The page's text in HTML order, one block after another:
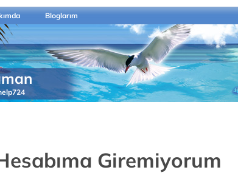
Bloglarım
Giremiyorum